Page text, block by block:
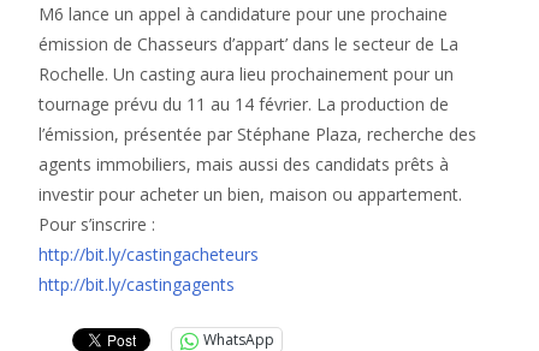
M6 lance un appel à candidature pour une prochaine
émission de Chasseurs d’appart’ dans le secteur de La
Rochelle. Un casting aura lieu prochainement pour un
tournage prévu du 11 au 14 février. La production de
l’émission, présentée par Stéphane Plaza, recherche des
agents immobiliers, mais aussi des candidats prêts à
investir pour acheter un bien, maison ou appartement.
Pour s’inscrire :
http://bit.ly/castingacheteurs
http://bit.ly/castingagents
WhatsApp